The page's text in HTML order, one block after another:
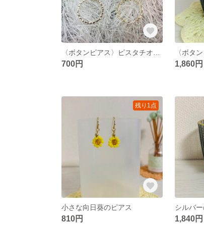
700円 1,860円
残り1点
小さな向日葵のピアス
810円 1,840円